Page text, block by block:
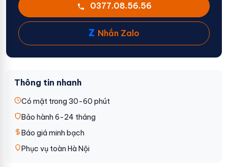
0377.08.56.56
Z Nhắn Zalo
Thông tin nhanh
Có mặt trong 30-60 phút
Bảo hành 6-24 tháng
Báo giá minh bạch
Phục vụ toàn Hà Nội